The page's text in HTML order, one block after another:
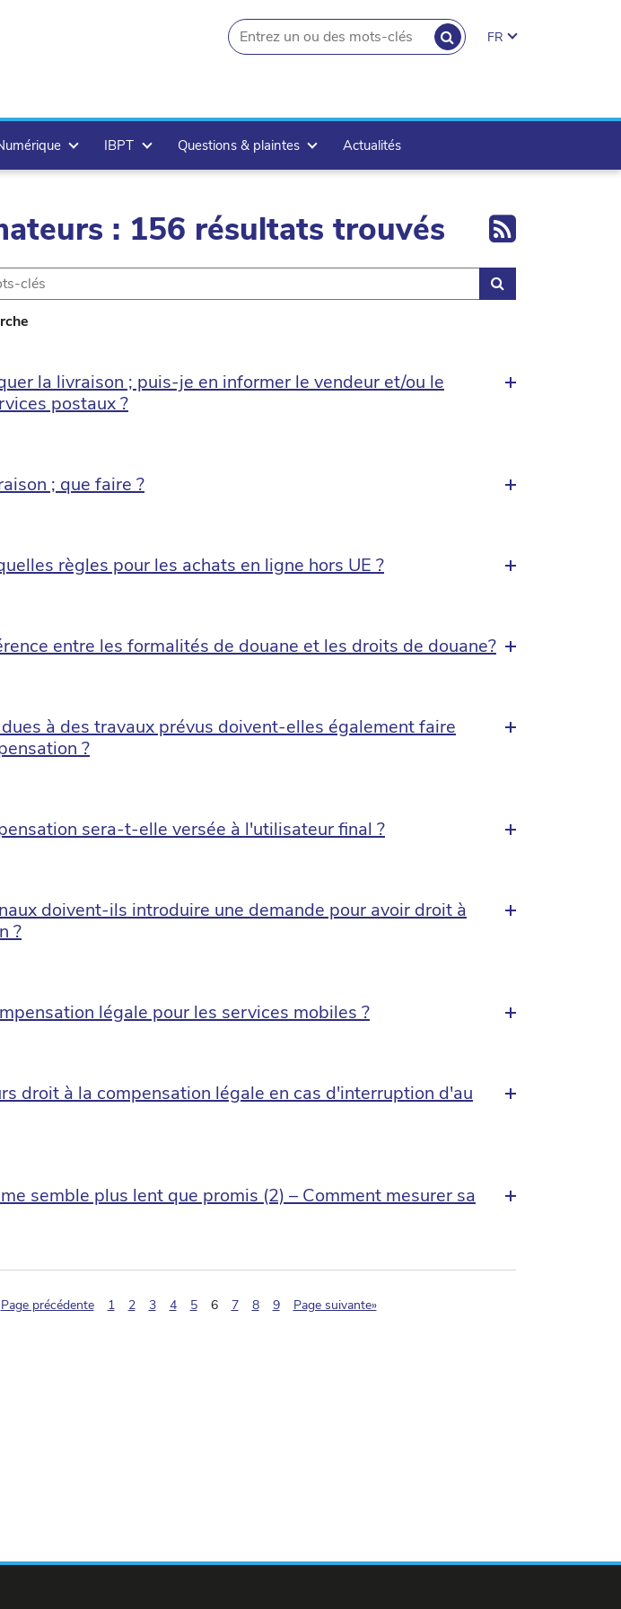
RECHERCHER
search.button
FR
IBPT Questions & plaintes Actualités
: 156 résultats trouvés Export
la livraison ; puis-je en informer le vendeur et/ou le
postaux ?
; que faire ?
règles pour les achats en ligne hors UE ?
entre les formalités de douane et les droits de douane?
à des travaux prévus doivent-elles également faire
?
sera-t-elle versée à l'utilisateur final ?
doivent-ils introduire une demande pour avoir droit à
?
légale pour les services mobiles ?
droit à la compensation légale en cas d'interruption d'au
semble plus lent que promis (2) – Comment mesurer sa
Page précédente 1 2 3 4 5 6(pagination.current)
7 8 9 Page suivante»